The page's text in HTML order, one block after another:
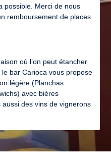
possible. Merci de nous
remboursement de places
où l’on peut étancher
bar Carioca vous propose
légère (Planchas
avec bières
des vins de vignerons